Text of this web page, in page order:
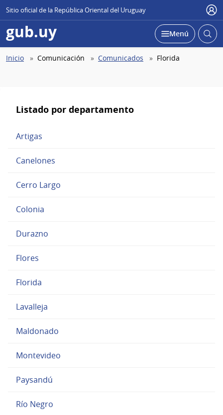
Sitio oficial de la República Oriental del Uruguay
gub.uy Abierta
Desplegar
Menú Abrir
Ruta
Inicio Comunicación Comunicados Florida
Listado por departamento
Artigas
Canelones
Cerro Largo
Colonia
Durazno
Flores
Florida
Lavalleja
Maldonado
Montevideo
Paysandú
Río Negro